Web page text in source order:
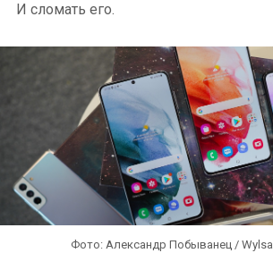
И сломать его.
Фото: Александр Побыванец /